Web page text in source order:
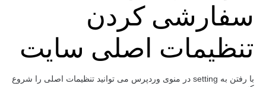
سفارشی کردن
تنظیمات اصلی سایت
با رفتن به setting در منوی وردپرس می توانید تنظیمات اصلی را شروع